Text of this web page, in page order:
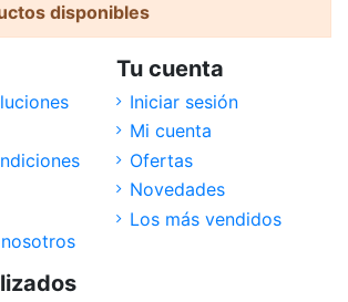
disponibles
Tu cuenta
Iniciar sesión
Mi cuenta
Ofertas
Novedades
Los más vendidos